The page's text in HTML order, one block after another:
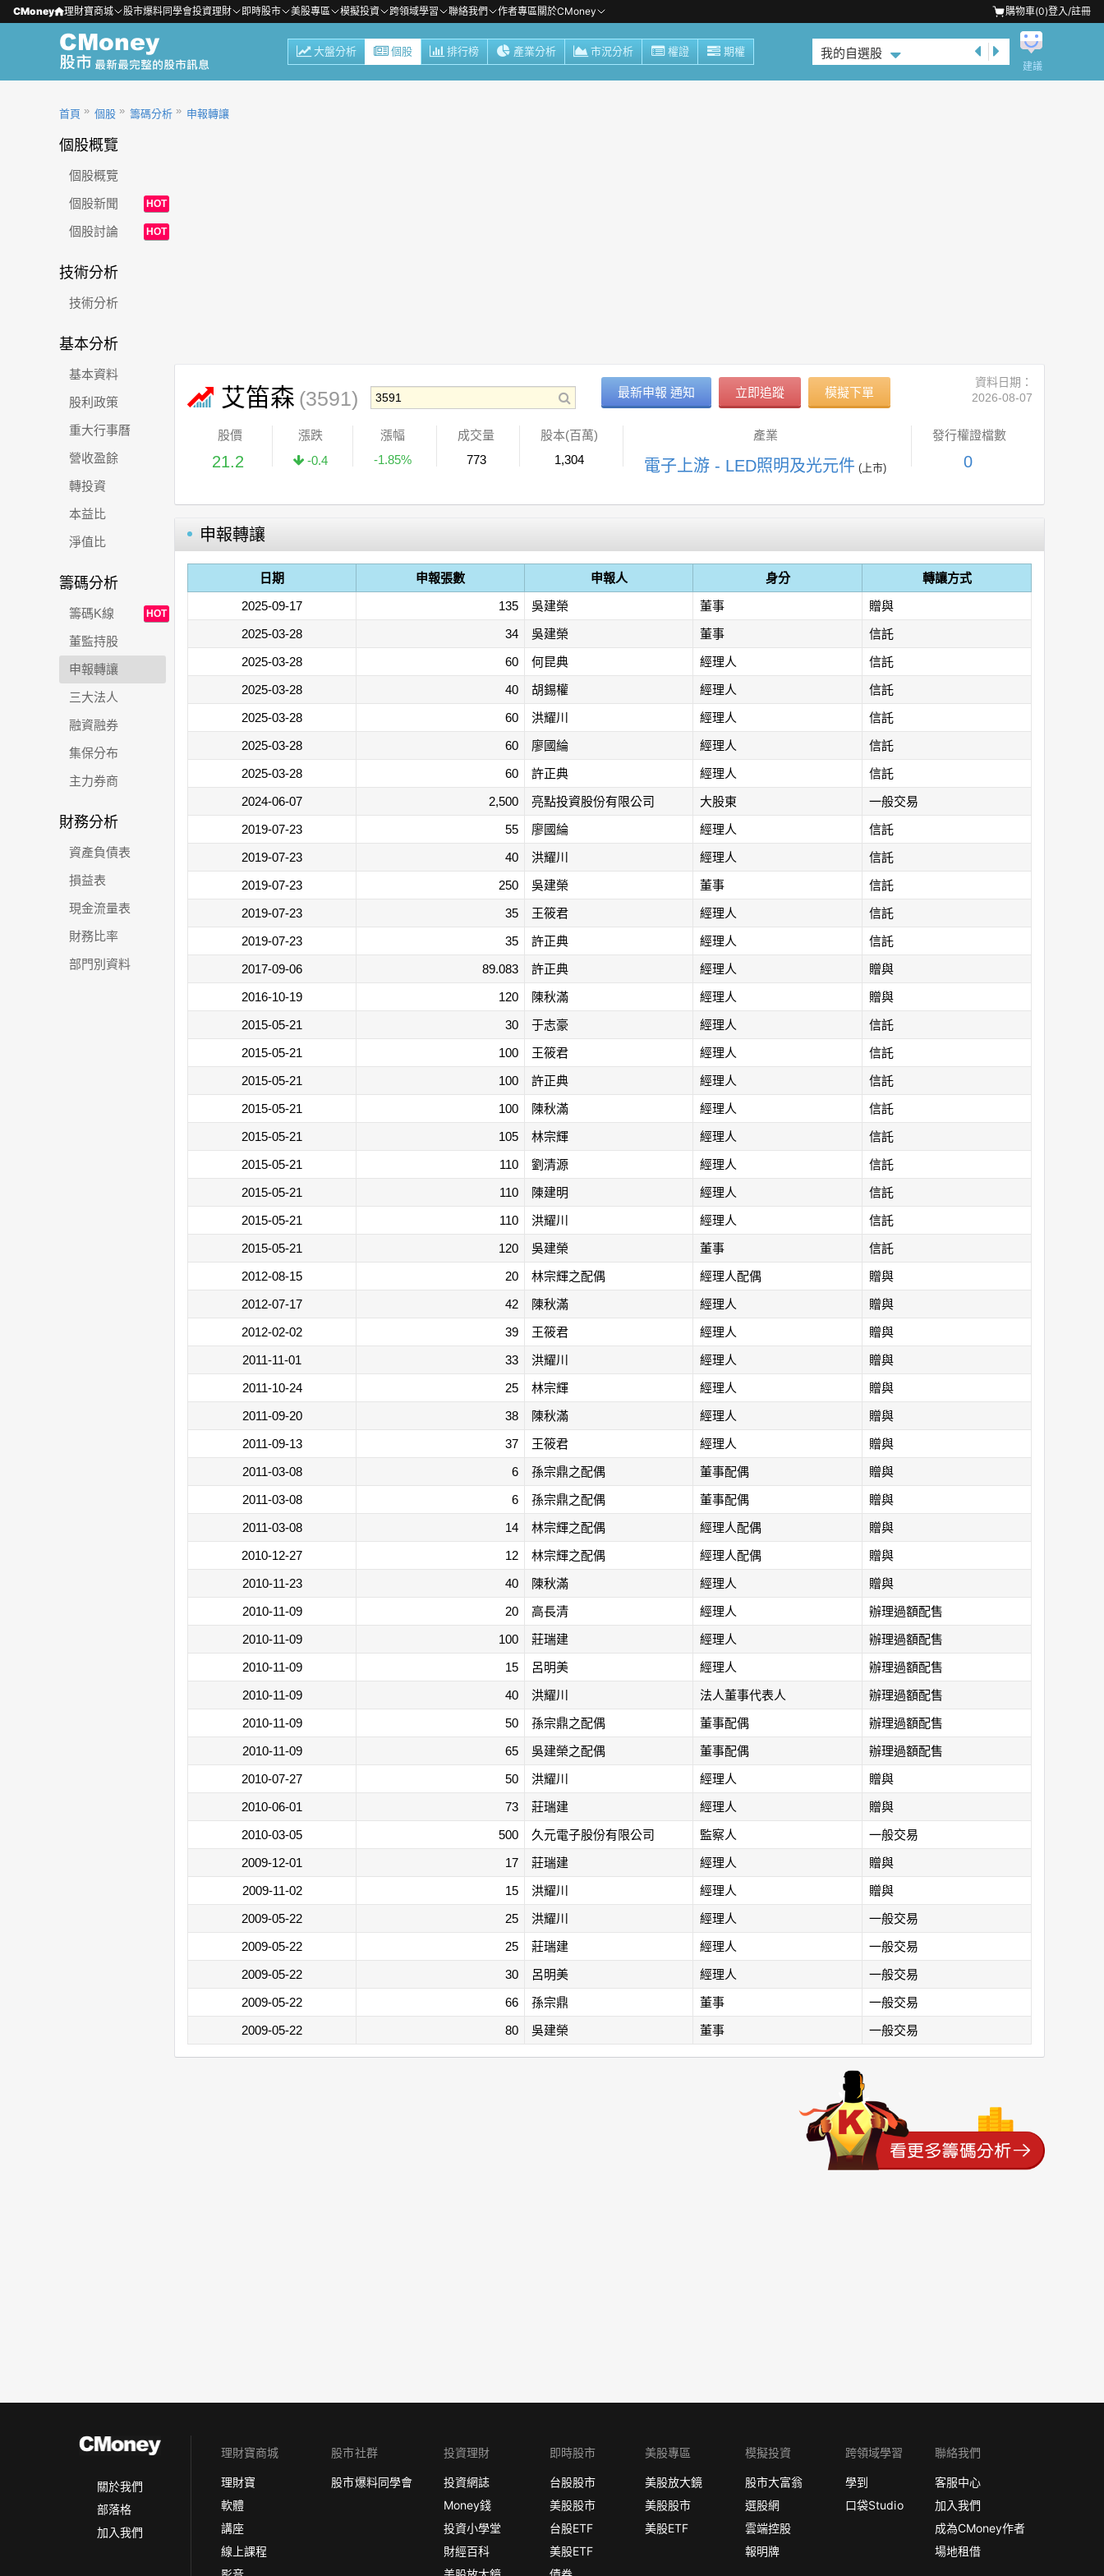
CMoney 理財寶商城 股市爆料同學會投資理財 即時股市 美股專區 模擬投資 跨領域學習 聯絡我們 作者專區關於CMoney 購物車(0)登入/註冊
大盤分析 個股 排行榜 產業分析 市況分析 權證 期權 我的自選股
建議
首頁 個股 籌碼分析 申報轉讓
個股概覽
個股概覽
個股新聞
HOT
個股討論 HOT
技術分析
技術分析
基本分析
基本資料
股利政策
重大行事曆
營收盈餘
轉投資
本益比
淨值比
籌碼分析
籌碼K線 HOT
董監持股
申報轉讓
三大法人
融資融券
集保分布
主力券商
財務分析
資產負債表
損益表
現金流量表
財務比率
部門別資料
艾笛森 (3591) 最新申報 通知 立即追蹤 模擬下單
資料日期：
2026-08-07
股價
21.2
漲跌
-0.4
漲幅
-1.85%
成交量
773
股本(百萬)
1,304
產業
電子上游 - LED照明及光元件 (上市)
發行權證檔數
0
申報轉讓
日期 申報張數 申報人 身分
轉讓方式
2025-09-17
135 吳建榮 董事
贈與
2025-03-28
34 吳建榮 董事
信託
2025-03-28
60 何昆典 經理人
信託
2025-03-28
40 胡錫權 經理人
信託
2025-03-28
60 洪耀川 經理人
信託
2025-03-28
60 廖國綸 經理人
信託
2025-03-28
60 許正典 經理人
信託
2024-06-07
2,500 亮點投資股份有限公司 大股東
一般交易
2019-07-23
55 廖國綸 經理人
信託
2019-07-23
40 洪耀川 經理人
信託
2019-07-23
250 吳建榮 董事
信託
2019-07-23
35 王筱君 經理人
信託
2019-07-23
35 許正典 經理人
信託
2017-09-06
89.083 許正典 經理人
贈與
2016-10-19
120 陳秋滿 經理人
贈與
2015-05-21
30 于志豪 經理人
信託
2015-05-21
100 王筱君 經理人
信託
2015-05-21
100 許正典 經理人
信託
2015-05-21
100 陳秋滿 經理人
信託
2015-05-21
105 林宗輝 經理人
信託
2015-05-21
110 劉清源 經理人
信託
2015-05-21
110 陳建明 經理人
信託
2015-05-21
110 洪耀川 經理人
信託
2015-05-21
120 吳建榮 董事
信託
2012-08-15
20 林宗輝之配偶 經理人配偶
贈與
2012-07-17
42 陳秋滿 經理人
贈與
2012-02-02
39 王筱君 經理人
贈與
2011-11-01
33 洪耀川 經理人
贈與
2011-10-24
25 林宗輝 經理人
贈與
2011-09-20
38 陳秋滿 經理人
贈與
2011-09-13
37 王筱君 經理人
贈與
2011-03-08
6 孫宗鼎之配偶 董事配偶
贈與
2011-03-08
6 孫宗鼎之配偶 董事配偶
贈與
2011-03-08
14 林宗輝之配偶 經理人配偶
贈與
2010-12-27
12 林宗輝之配偶 經理人配偶
贈與
2010-11-23
40 陳秋滿 經理人
贈與
2010-11-09
20 高長清 經理人
辦理過額配售
2010-11-09
100 莊瑞建 經理人
辦理過額配售
2010-11-09
15 呂明美 經理人
辦理過額配售
2010-11-09
40 洪耀川 法人董事代表人
辦理過額配售
2010-11-09
50 孫宗鼎之配偶 董事配偶
辦理過額配售
2010-11-09
65 吳建榮之配偶 董事配偶
辦理過額配售
2010-07-27
50 洪耀川 經理人
贈與
2010-06-01
73 莊瑞建 經理人
贈與
2010-03-05
500 久元電子股份有限公司 監察人
一般交易
2009-12-01
17 莊瑞建 經理人
贈與
2009-11-02
15 洪耀川 經理人
贈與
2009-05-22
25 洪耀川 經理人
一般交易
2009-05-22
25 莊瑞建 經理人
一般交易
2009-05-22
30 呂明美 經理人
一般交易
2009-05-22
66 孫宗鼎 董事
一般交易
2009-05-22
80 吳建榮 董事 一般交易
關於我們
部落格
加入我們
理財寶商城
理財寶
軟體
講座
線上課程
股市社群
股市爆料同學會
投資理財
投資網誌
Money錢
投資小學堂
財經百科
即時股市
台股股市
美股股市
台股ETF
美股ETF
美股專區
美股放大鏡
美股股市
美股ETF
模擬投資
股市大富翁
選股網
雲端控股
報明牌
跨領域學習
學到
口袋Studio
聯絡我們
客服中心
加入我們
成為CMoney作者
場地租借